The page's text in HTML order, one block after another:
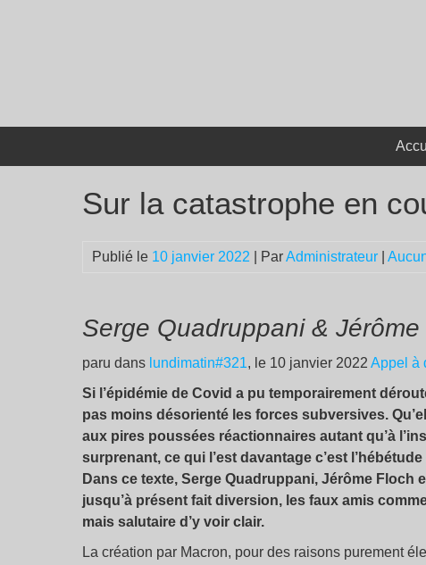
Sur la catastrophe en
Publié le 10 janvier 2022 | ParAdministrateur
Serge Quadruppani & Jérôme
paru dans lundimatin#321, le 10 janvier 2022 Appel à
Si l’épidémie de Covid a pu temporairement
pas moins désorienté les forces subversives.
aux pires poussées réactionnaires autant qu’à
surprenant, ce qui l’est davantage c’est
Dans ce texte, Serge Quadruppani, Jérôme
jusqu’à présent fait diversion, les faux amis
mais salutaire d’y voir clair.
La création par Macron, pour des raisons purement